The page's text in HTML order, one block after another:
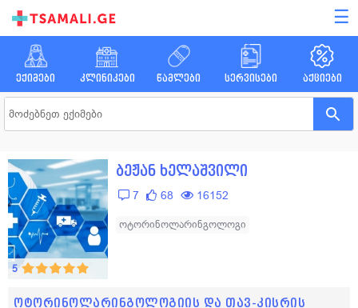
☰
ექიმები კლინიკები წამლები სერვისები აქციები
5
ბეჟან ხელაშვილი
7 68 16152
ოტორინოლარინგოლოგი
ოტორინოლარინგოლოგიის და თავ-კისრის